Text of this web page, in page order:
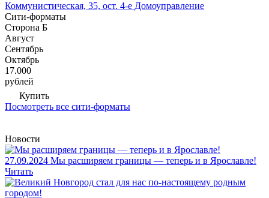
Коммунистическая, 35, ост. 4-е Домоуправление
Сити-форматы
Сторона Б
Август
Сентябрь
Октябрь
17.000
рублей
Купить
Посмотреть все сити-форматы
Новости
27.09.2024 Мы расширяем границы — теперь и в Ярославле!
Читать